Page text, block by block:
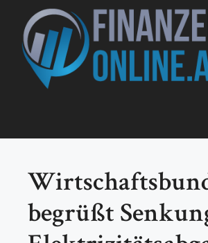
Inhalt
springen
begrüßt